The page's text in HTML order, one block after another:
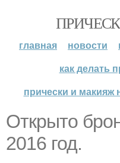
главная новости
как делать
прически и макияж
Открыто
2016 год.